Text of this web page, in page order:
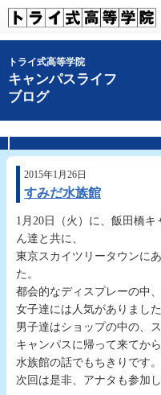
トライ式高等学院
キャンパスライフ
ブログ
2015年1月26日
すみだ水族館
1月20日（火）に、飯田橋
ん達と共に、
東京スカイツリータウンに
た。
都会的なディスプレーの中
女子達には人気がありました
男子達はショップの中の、
キャンパスに帰って来てから
水族館の話でもちきりです。
次回は是非、アナタも参加